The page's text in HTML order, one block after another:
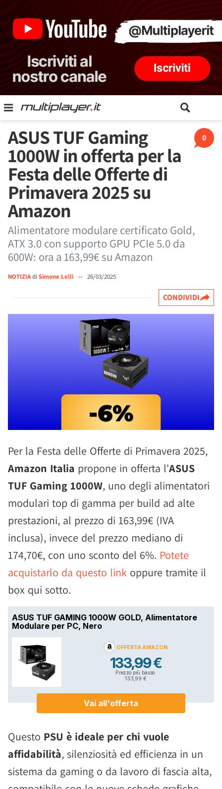
0
ASUS TUF Gaming
1000W in offerta per la
Festa delle Offerte di
Primavera 2025 su
Amazon
Alimentatore modulare certificato Gold,
ATX 3.0 con supporto GPU PCIe 5.0 da
600W: ora a 163,99€ su Amazon
NOTIZIAdi Simone Lelli — 26/03/2025
CONDIVIDI
Per la Festa delle Offerte di Primavera 2025,
Amazon Italia propone in offerta l'ASUS
TUF Gaming 1000W, uno degli alimentatori
modulari top di gamma per build ad alte
prestazioni, al prezzo di 163,99€ (IVA
inclusa), invece del prezzo mediano di
174,70€, con uno sconto del 6%. Potete
acquistarlo da questo link oppure tramite il
box qui sotto.
Questo PSU è ideale per chi vuole
affidabilità, silenziosità ed efficienza in un
sistema da gaming o da lavoro di fascia alta,